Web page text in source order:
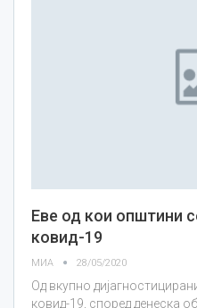
Еве од кои општини
ковид-19
МИА 28/05/2020
Од вкупно
ковид-19, според денеска